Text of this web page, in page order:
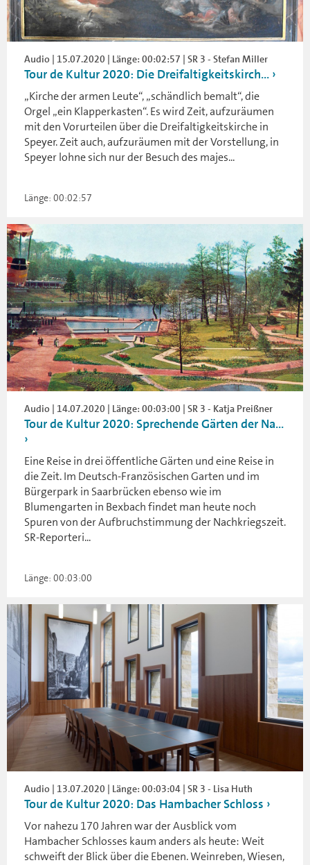
Audio | 15.07.2020 | Länge: 00:02:57 | SR 3 - Stefan Miller
Tour de Kultur 2020: Die Dreifaltigkeitskirch...
„Kirche der armen Leute“, „schändlich bemalt“, die
Orgel „ein Klapperkasten“. Es wird Zeit, aufzuräumen
mit den Vorurteilen über die Dreifaltigkeitskirche in
Speyer. Zeit auch, aufzuräumen mit der Vorstellung, in
Speyer lohne sich nur der Besuch des majes...
Länge: 00:02:57
Audio | 14.07.2020 | Länge: 00:03:00 | SR 3 - Katja Preißner
Tour de Kultur 2020: Sprechende Gärten der Na...
Eine Reise in drei öffentliche Gärten und eine Reise in
die Zeit. Im Deutsch-Französischen Garten und im
Bürgerpark in Saarbrücken ebenso wie im
Blumengarten in Bexbach findet man heute noch
Spuren von der Aufbruchstimmung der Nachkriegszeit.
SR-Reporteri...
Länge: 00:03:00
Audio | 13.07.2020 | Länge: 00:03:04 | SR 3 - Lisa Huth
Tour de Kultur 2020: Das Hambacher Schloss
Vor nahezu 170 Jahren war der Ausblick vom
Hambacher Schlosses kaum anders als heute: Weit
schweift der Blick über die Ebenen. Weinreben, Wiesen,